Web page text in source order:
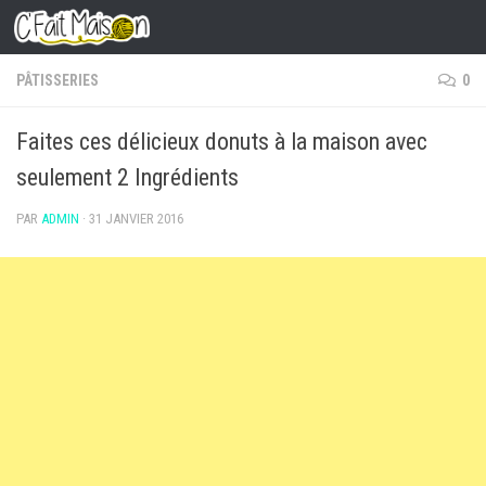
Skip to content
PÂTISSERIES 0
Faites ces délicieux donuts à la maison avec
seulement 2 Ingrédients
PAR ADMIN · 31 JANVIER 2016